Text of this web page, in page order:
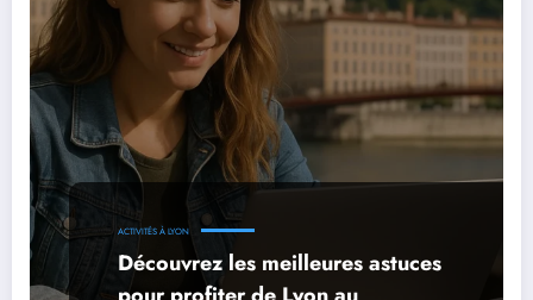
ACTIVITÉS À LYON
Découvrez les meilleures astuces